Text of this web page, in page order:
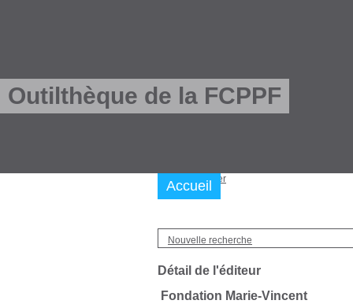
Outilthèque de la FCPPF
Nouvelle recherche
Détail de l'éditeur
Fondation Marie-Vincent
Accueil
Nous trouver